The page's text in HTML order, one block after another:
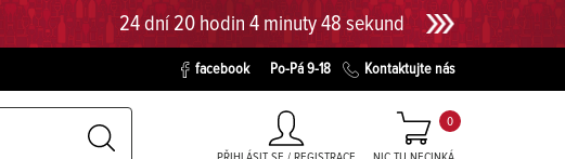
24 dní 20 hodin 4 minuty 47 sekund
facebook Po-Pá 9-18 Kontaktujte nás
0